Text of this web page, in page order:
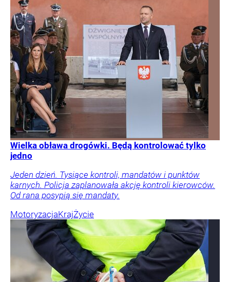
Wielka obława drogówki. Będą kontrolować tylko
jedno
Jeden dzień. Tysiące kontroli, mandatów i punktów
karnych. Policja zaplanowała akcję kontroli kierowców.
Od rana posypią się mandaty.
MotoryzacjaKrajŻycie